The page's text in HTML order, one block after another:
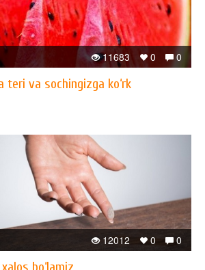
0
0
11683
teri va sochingizga ko‘rk
0
0
12012